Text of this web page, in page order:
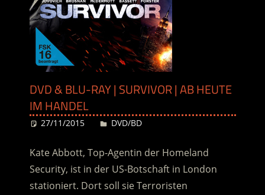
DVD & BLU-RAY | SURVIVOR | AB HEUTE
IM HANDEL
27/11/2015 Desiree
DVD/BD
Kate Abbott, Top-Agentin der Homeland
Security, ist in der US-Botschaft in London
stationiert. Dort soll sie Terroristen